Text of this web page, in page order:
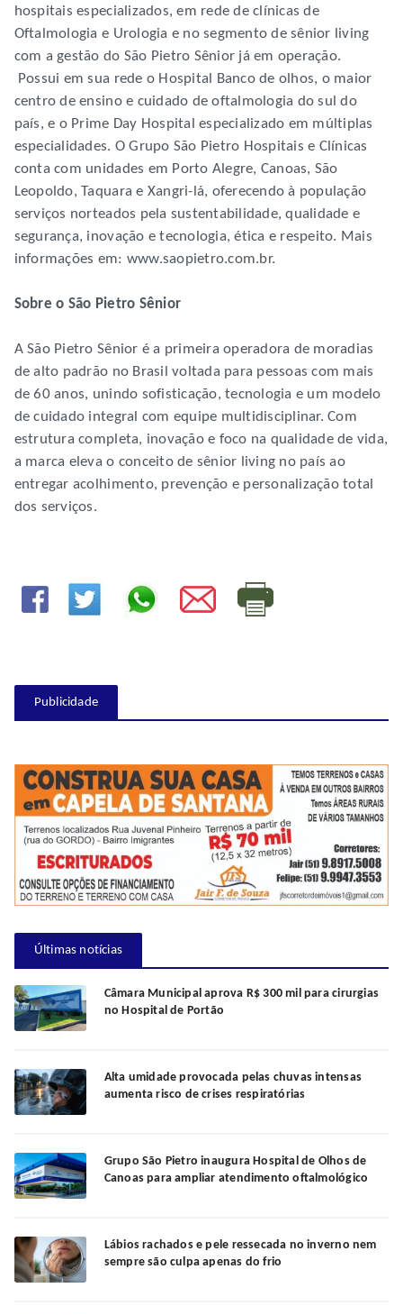
hospitais especializados, em rede de clínicas de
Oftalmologia e Urologia e no segmento de sênior living
com a gestão do São Pietro Sênior já em operação.
Possui em sua rede o Hospital Banco de olhos, o maior
centro de ensino e cuidado de oftalmologia do sul do
país, e o Prime Day Hospital especializado em múltiplas
especialidades. O Grupo São Pietro Hospitais e Clínicas
conta com unidades em Porto Alegre, Canoas, São
Leopoldo, Taquara e Xangri-lá, oferecendo à população
serviços norteados pela sustentabilidade, qualidade e
segurança, inovação e tecnologia, ética e respeito. Mais
informações em: www.saopietro.com.br.
Sobre o São Pietro Sênior
A São Pietro Sênior é a primeira operadora de moradias
de alto padrão no Brasil voltada para pessoas com mais
de 60 anos, unindo sofisticação, tecnologia e um modelo
de cuidado integral com equipe multidisciplinar. Com
estrutura completa, inovação e foco na qualidade de vida,
a marca eleva o conceito de sênior living no país ao
entregar acolhimento, prevenção e personalização total
dos serviços.
Publicidade
Últimas notícias
Câmara Municipal aprova R$ 300 mil para cirurgias
no Hospital de Portão
Alta umidade provocada pelas chuvas intensas
aumenta risco de crises respiratórias
Grupo São Pietro inaugura Hospital de Olhos de
Canoas para ampliar atendimento oftalmológico
Lábios rachados e pele ressecada no inverno nem
sempre são culpa apenas do frio